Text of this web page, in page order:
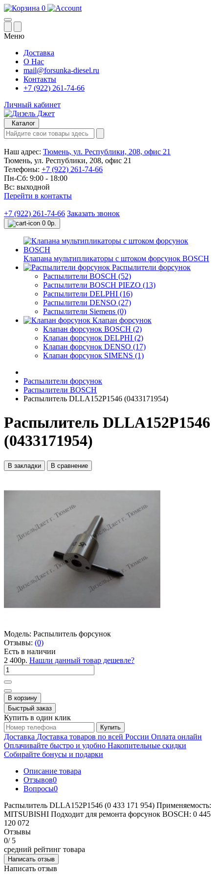
0
Меню
Доставка
О Нас
mail@forsunka-diesel.ru
Контакты
+7 (922) 261-74-66
Личный кабинет
Каталог
Наш адрес: Тюмень, ул. Республики, 208, офис 21
Тюмень, ул. Республики, 208, офис 21
Телефоны: +7 (922) 261-74-66
Пн-Сб: 9:00 - 18:00
Вс: выходной
Перейти в контакты
+7 (922) 261-74-66 Заказать звонок
0 0р.
Клапана мультипликаторы с штоком форсунок BOSCH
Распылители форсунок
Распылители BOSCH (52)
Распылители BOSCH PIEZO (13)
Распылители DELPHI (16)
Распылители DENSO (27)
Распылители Siemens (0)
Клапан форсунок
Клапан форсунок BOSCH (2)
Клапан форсунок DELPHI (2)
Клапан форсунок DENSO (17)
Клапан форсунок SIMENS (1)
Распылители форсунок
Распылители BOSCH
Распылитель DLLA152P1546 (0433171954)
Распылитель DLLA152P1546
(0433171954)
В закладки В сравнение
Модель: Распылитель форсунок
Отзывы: (0)
Есть в наличии
2 400р. Нашли данный товар дешевле?
В корзину
Быстрый заказ
Купить в один клик
Купить
Доставка Доставка товаров по всей России Оплата онлайн
Оплачивайте быстро и удобно Накопительные скидки
Собирайте бонусы и подарки
Описание товара
Отзывов0
Вопросы0
Распылитель DLLA152P1546 (0 433 171 954) Применяемость:
MITSUBISHI Подходит для ремонта форсунок BOSCH: 0 445
120 072
Отзывы
0/ 5
средний рейтинг товара
Написать отзыв
Написать отзыв